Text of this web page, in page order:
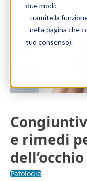
due modi:
- tramite la
- nella pagina che
tuo consenso).
e rimedi
dell’occhio
Patologie